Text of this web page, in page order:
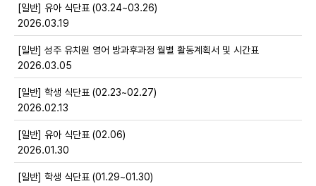
[일반] 유아 식단표 (03.24~03.26)
2026.03.19
[일반] 성주 유치원 영어 방과후과정 월별 활동계획서 및 시간표
2026.03.05
[일반] 학생 식단표 (02.23~02.27)
2026.02.13
[일반] 유아 식단표 (02.06)
2026.01.30
[일반] 학생 식단표 (01.29~01.30)